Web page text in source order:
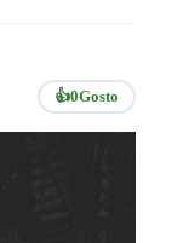
👍0Gosto